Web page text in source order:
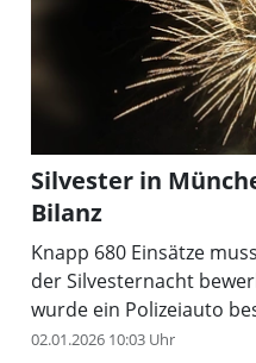
Silvester in
Bilanz
Knapp 680 Einsätze
der Silvesternacht
wurde ein Polizeiauto
02.01.2026 10:03 Uhr